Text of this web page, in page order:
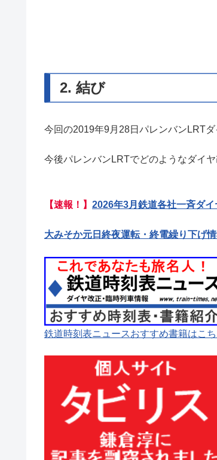
2. 結び
今回の2019年9月28日パレンバンLRT
今後パレンバンLRTでどのようなダイ
【速報！】 2026年3月鉄道各社一斉ダイ
大みそか元日終夜運転・終電繰り下げ
鉄道時刻表ニュースおすすめ書籍はこち